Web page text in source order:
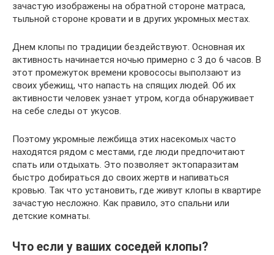
зачастую изображены на обратной стороне матраса,
тыльной стороне кровати и в других укромных местах.
Днем клопы по традиции бездействуют. Основная их
активность начинается ночью примерно с 3 до 6 часов. В
этот промежуток времени кровососы выползают из
своих убежищ, что напасть на спящих людей. Об их
активности человек узнает утром, когда обнаруживает
на себе следы от укусов.
Поэтому укромные лежбища этих насекомых часто
находятся рядом с местами, где люди предпочитают
спать или отдыхать. Это позволяет эктопаразитам
быстро добираться до своих жертв и напиваться
кровью. Так что установить, где живут клопы в квартире
зачастую несложно. Как правило, это спальни или
детские комнаты.
Что если у ваших соседей клопы?